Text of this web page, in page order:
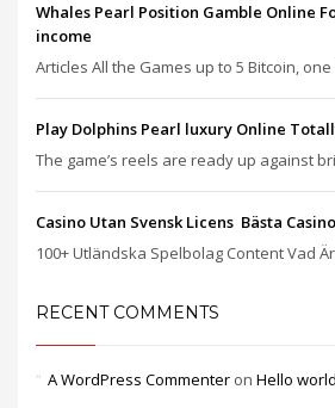
Whales Pearl Position Gamble Online
income
Articles All the Games up to 5 Bitcoin, one
Play Dolphins Pearl luxury Online
The game’s reels are ready up against
Casino Utan Svensk Licens ️ Bästa
100+ Utländska Spelbolag Content Vad
RECENT COMMENTS
A WordPress Commenter on Hello